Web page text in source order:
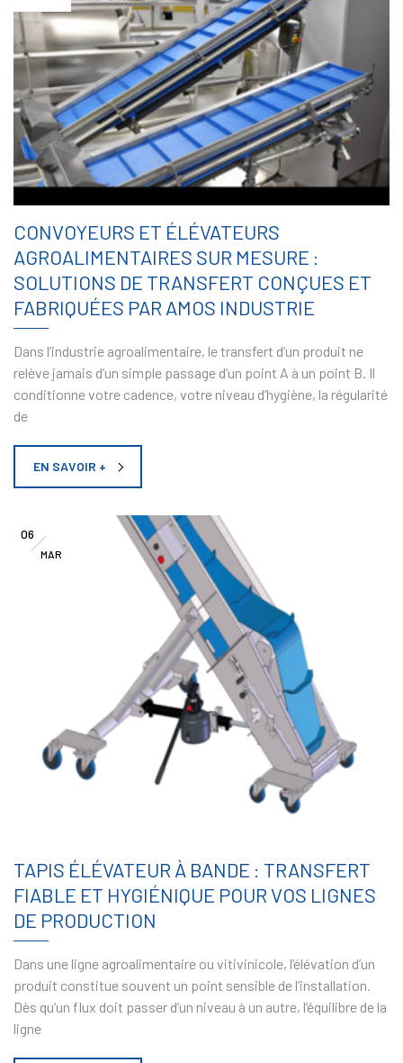
CONVOYEURS ET ÉLÉVATEURS
AGROALIMENTAIRES SUR MESURE :
SOLUTIONS DE TRANSFERT CONÇUES ET
FABRIQUÉES PAR AMOS INDUSTRIE
Dans l’industrie agroalimentaire, le transfert d’un produit ne
relève jamais d’un simple passage d’un point A à un point B. Il
conditionne votre cadence, votre niveau d’hygiène, la régularité
de
EN SAVOIR +
06
MAR
TAPIS ÉLÉVATEUR À BANDE : TRANSFERT
FIABLE ET HYGIÉNIQUE POUR VOS LIGNES
DE PRODUCTION
Dans une ligne agroalimentaire ou vitivinicole, l’élévation d’un
produit constitue souvent un point sensible de l’installation.
Dès qu’un flux doit passer d’un niveau à un autre, l’équilibre de la
ligne